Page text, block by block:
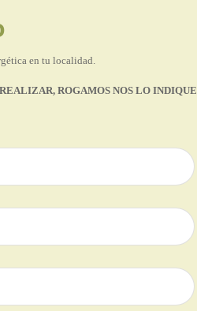
en tu localidad.
ROGAMOS NOS LO INDIQUE